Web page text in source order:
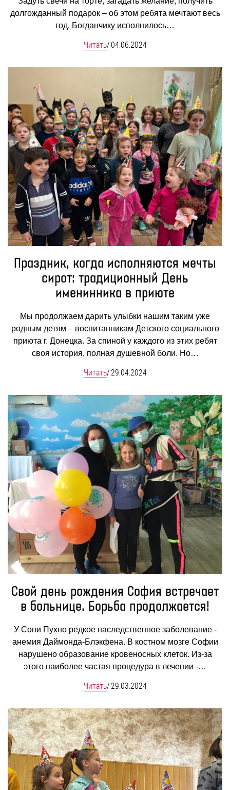
долгожданный подарок – об этом ребята мечтают весь
год. Богданчику исполнилось…
Читать/04.06.2024
Праздник, когда исполняются мечты
сирот: традиционный День
именинника в приюте
Мы продолжаем дарить улыбки нашим таким уже
родным детям – воспитанникам Детского социального
приюта г. Донецка. За спиной у каждого из этих ребят
своя история, полная душевной боли. Но…
Читать/29.04.2024
Свой день рождения София встречает
в больнице. Борьба продолжается!
У Сони Пухно редкое наследственное заболевание -
анемия Даймонда-Блэкфена. В костном мозге Софии
нарушено образование кровеносных клеток. Из-за
этого наиболее частая процедура в лечении -…
Читать/29.03.2024